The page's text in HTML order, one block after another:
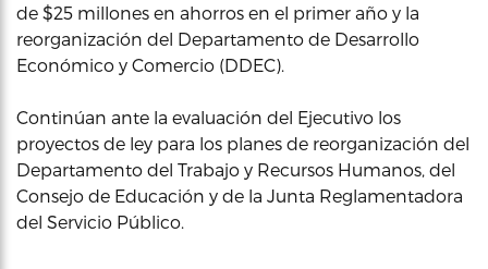
de $25 millones en ahorros en el primer año y la
reorganización del Departamento de Desarrollo
Económico y Comercio (DDEC).
Continúan ante la evaluación del Ejecutivo los
proyectos de ley para los planes de reorganización del
Departamento del Trabajo y Recursos Humanos, del
Consejo de Educación y de la Junta Reglamentadora
del Servicio Público.